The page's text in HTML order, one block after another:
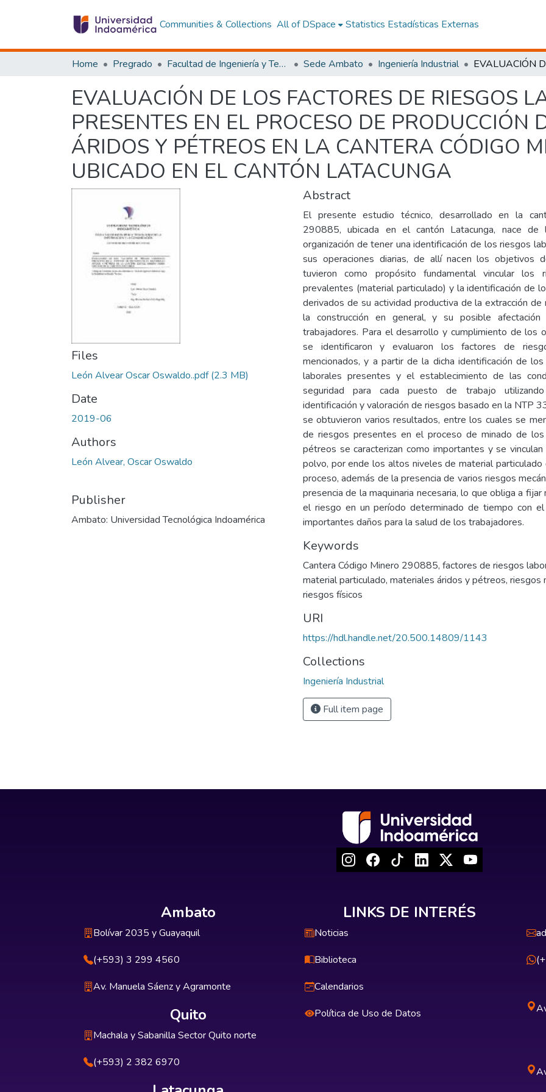
Communities & Collections All of DSpace Statistics Estadísticas Externas
Home Pregrado Facultad de Ingeniería y Tecnologías de la Información y la Comunicación Sede Ambato Ingeniería Industrial
EVALUACIÓN DE LOS FACTORES DE RIESGOS
PRESENTES EN EL PROCESO DE PRODUCCIÓN
ÁRIDOS Y PÉTREOS EN LA CANTERA CÓDIGO
UBICADO EN EL CANTÓN LATACUNGA
Files
León Alvear Oscar Oswaldo..pdf(2.3 MB)
Date
2019-06
Authors
León Alvear, Oscar Oswaldo
Publisher
Ambato: Universidad Tecnológica Indoamérica
Abstract
El presente estudio técnico, desarrollado en la
290885, ubicada en el cantón Latacunga, nace
organización de tener una identificación de los riesgos
sus operaciones diarias, de allí nacen los objetivos
tuvieron como propósito fundamental vincular los
prevalentes (material particulado) y la identificación de
derivados de su actividad productiva de la extracción
la construcción en general, y su posible
trabajadores. Para el desarrollo y cumplimiento de los
se identificaron y evaluaron los factores de
mencionados, y a partir de la dicha identificación de
laborales presentes y el establecimiento de las
seguridad para cada puesto de trabajo
identificación y valoración de riesgos basado en la NTP
se obtuvieron varios resultados, entre los cuales se
de riesgos presentes en el proceso de minado de
pétreos se caracterizan como importantes y se
polvo, por ende los altos niveles de material
proceso, además de la presencia de varios riesgos
presencia de la maquinaria necesaria, lo que obliga a fijar
el riesgo en un período determinado de tiempo con
importantes daños para la salud de los trabajadores.
Keywords
Cantera Código Minero 290885, factores de riesgos
material particulado, materiales áridos y pétreos, riesgos
riesgos físicos
URI
https://hdl.handle.net/20.500.14809/1143
Collections
Ingeniería Industrial
Full item page
Ambato
Bolívar 2035 y Guayaquil
(+593) 3 299 4560
Av. Manuela Sáenz y Agramonte
Quito
Machala y Sabanilla Sector Quito norte
(+593) 2 382 6970
LINKS DE INTERÉS
Noticias
Biblioteca
Calendarios
Política de Uso de Datos